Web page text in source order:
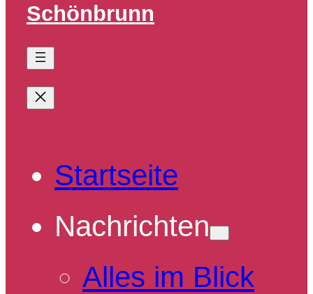
Schönbrunn
Startseite
Nachrichten
Alles im Blick